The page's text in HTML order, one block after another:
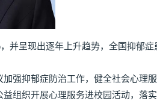
呈现出逐年上升趋势，全国抑郁症
抑郁症防治工作，健全社会心理
组织开展心理服务进校园活动，落